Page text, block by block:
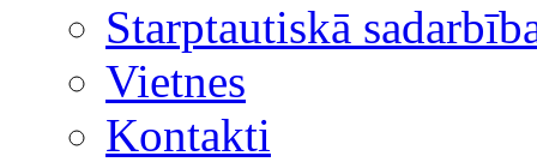
Starptautiskā
Vietnes
Kontakti